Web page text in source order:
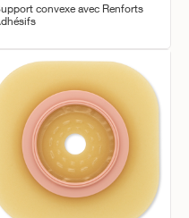
convexe avec Renforts